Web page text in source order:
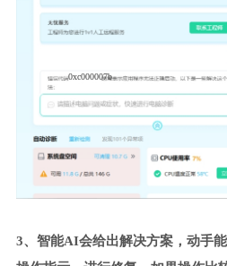
0xc000007b
3、智能AI会给出解决方案，动手